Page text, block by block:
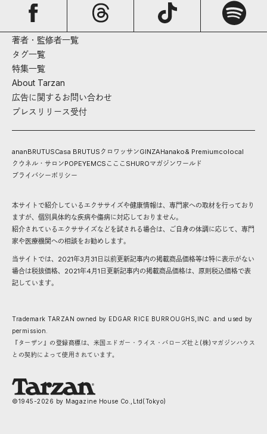
著者・監修者一覧
タグ一覧
特集一覧
About Tarzan
広告に関するお問い合わせ
プレスリリース受付
ananBRUTUSCasa BRUTUS クロワッサンGINZAHanako& Premiumcolocal
クウネル・サロンPOPEYEMCS こここ SHUROマガジンワールド
プライバシーポリシー
本サイトで紹介しているエクササイズや健康情報は、専門家への取材を行っており
ますが、個別具体的な疾病や傷病に対応しておりません。
紹介されているエクササイズなどを試される場合は、ご自身の体調に応じて、専門
家や医療機関への相談をお勧めします。
当サイトでは、2021年3月31日以前更新記事内の掲載商品価格等は特に表示がない
場合は税抜価格、2021年4月1日更新記事内の掲載商品価格は、原則税込価格で表
記しています。
Trademark TARZAN owned by EDGAR RICE BURROUGHS,INC. and used by
permission.
『ターザン』の登録商標は、米国エドガー・ライス・バローズ社と(株)マガジンハウス
との契約によって使用されています。
©1945-2026 by Magazine House Co.,Ltd(Tokyo)